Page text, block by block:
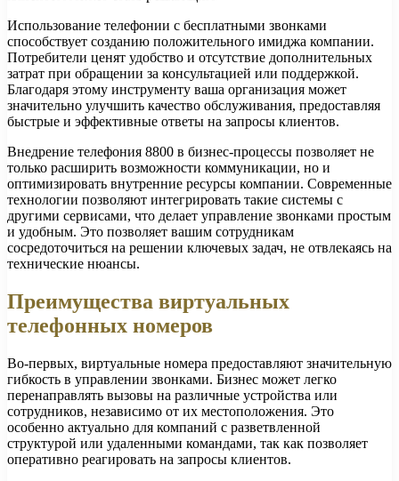
Использование телефонии с бесплатными звонками
способствует созданию положительного имиджа компании.
Потребители ценят удобство и отсутствие дополнительных
затрат при обращении за консультацией или поддержкой.
Благодаря этому инструменту ваша организация может
значительно улучшить качество обслуживания, предоставляя
быстрые и эффективные ответы на запросы клиентов.
Внедрение телефония 8800 в бизнес-процессы позволяет не
только расширить возможности коммуникации, но и
оптимизировать внутренние ресурсы компании. Современные
технологии позволяют интегрировать такие системы с
другими сервисами, что делает управление звонками простым
и удобным. Это позволяет вашим сотрудникам
сосредоточиться на решении ключевых задач, не отвлекаясь на
технические нюансы.
Преимущества виртуальных
телефонных номеров
Во-первых, виртуальные номера предоставляют значительную
гибкость в управлении звонками. Бизнес может легко
перенаправлять вызовы на различные устройства или
сотрудников, независимо от их местоположения. Это
особенно актуально для компаний с разветвленной
структурой или удаленными командами, так как позволяет
оперативно реагировать на запросы клиентов.